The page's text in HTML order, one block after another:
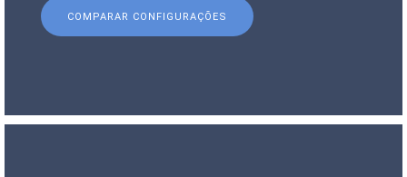
COMPARAR CONFIGURAÇÕES